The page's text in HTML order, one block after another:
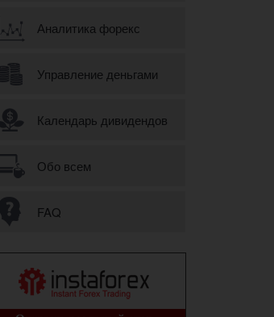
Аналитика форекс
Управление деньгами
Календарь дивидендов
Обо всем
FAQ